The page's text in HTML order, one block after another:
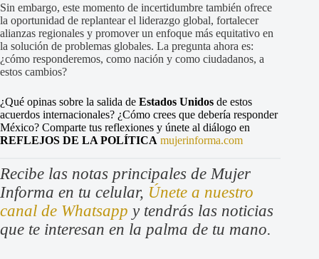
Sin embargo, este momento de incertidumbre también ofrece
la oportunidad de replantear el liderazgo global, fortalecer
alianzas regionales y promover un enfoque más equitativo en
la solución de problemas globales. La pregunta ahora es:
¿cómo responderemos, como nación y como ciudadanos, a
estos cambios?
¿Qué opinas sobre la salida de Estados Unidos de estos
acuerdos internacionales? ¿Cómo crees que debería responder
México? Comparte tus reflexiones y únete al diálogo en
REFLEJOS DE LA POLÍTICA mujerinforma.com
Recibe las notas principales de Mujer
Informa en tu celular, Únete a nuestro
canal de Whatsapp y tendrás las noticias
que te interesan en la palma de tu mano.